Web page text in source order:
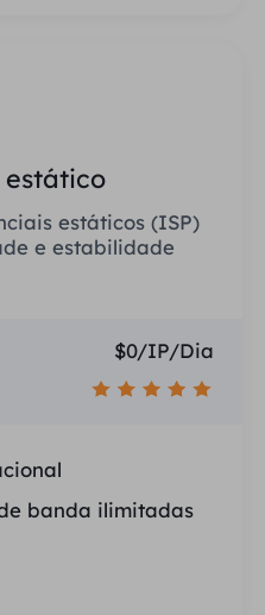
estático
estáticos (ISP)
e estabilidade
$0/IP/Dia
banda ilimitadas